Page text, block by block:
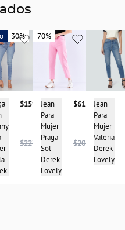
30%
30%
$159.950
$227.950
70%
70%
Jean
Para
Mujer
Praga
Sol
Derek
Lovely
$61.950
$204.950
Jean
Para
Mujer
Valeria
Derek
Lovely